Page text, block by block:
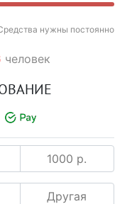
нужны постоянно
человек
1000 р.
Другая